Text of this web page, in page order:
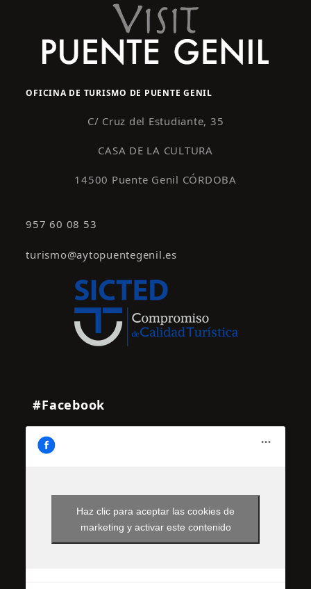
OFICINA DE TURISMO DE PUENTE GENIL
C/ Cruz del Estudiante, 35
CASA DE LA CULTURA
14500 Puente Genil CÓRDOBA
957 60 08 53
turismo@aytopuentegenil.es
#Facebook
Haz clic para aceptar las cookies de
marketing y activar este contenido